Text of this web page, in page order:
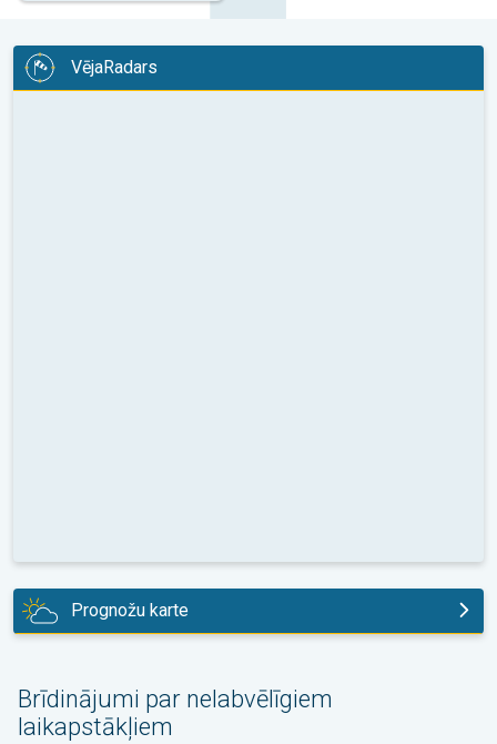
VējaRadars
Prognožu karte
Brīdinājumi par nelabvēlīgiem
laikapstākļiem